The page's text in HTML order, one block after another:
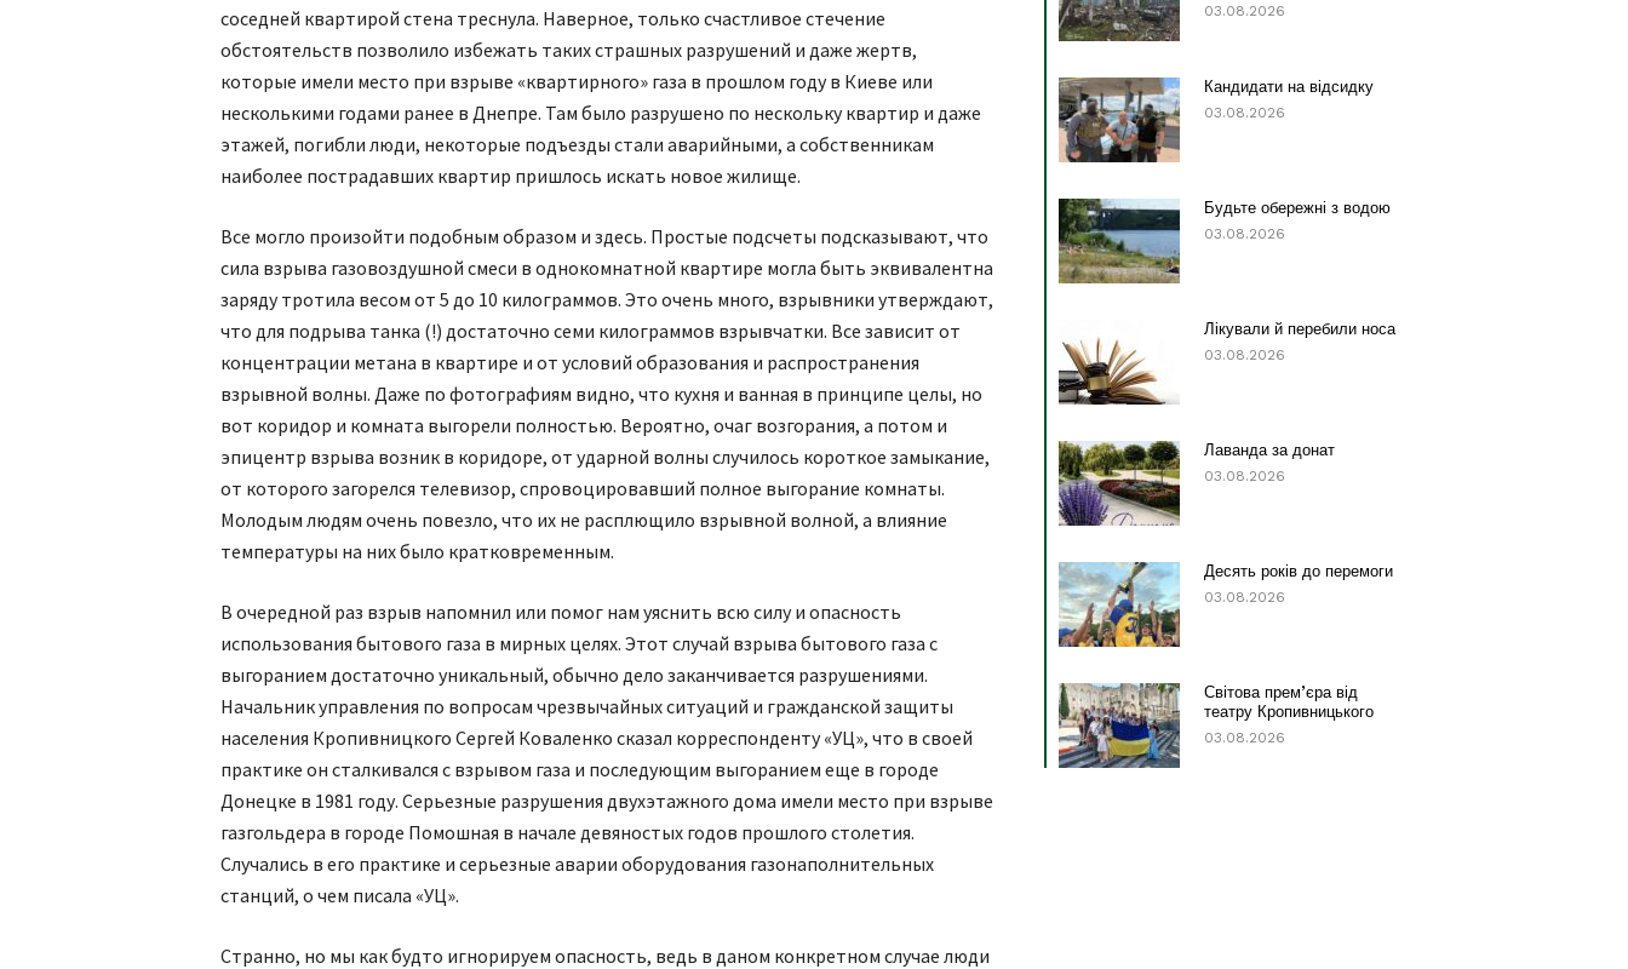
соседней квартирой стена треснула. Наверное, только счастливое стечение
обстоятельств позволило избежать таких страшных разрушений и даже жертв,
которые имели место при взрыве «квартирного» газа в прошлом году в Киеве или
несколькими годами ранее в Днепре. Там было разрушено по нескольку квартир и даже
этажей, погибли люди, некоторые подъезды стали аварийными, а собственникам
наиболее пострадавших квартир пришлось искать новое жилище.
Все могло произойти подобным образом и здесь. Простые подсчеты подсказывают, что
сила взрыва газовоздушной смеси в однокомнатной квартире могла быть эквивалентна
заряду тротила весом от 5 до 10 килограммов. Это очень много, взрывники утверждают,
что для подрыва танка (!) достаточно семи килограммов взрывчатки. Все зависит от
концентрации метана в квартире и от условий образования и распространения
взрывной волны. Даже по фотографиям видно, что кухня и ванная в принципе целы, но
вот коридор и комната выгорели полностью. Вероятно, очаг возгорания, а потом и
эпицентр взрыва возник в коридоре, от ударной волны случилось короткое замыкание,
от которого загорелся телевизор, спровоцировавший полное выгорание комнаты.
Молодым людям очень повезло, что их не расплющило взрывной волной, а влияние
температуры на них было кратковременным.
В очередной раз взрыв напомнил или помог нам уяснить всю силу и опасность
использования бытового газа в мирных целях. Этот случай взрыва бытового газа с
выгоранием достаточно уникальный, обычно дело заканчивается разрушениями.
Начальник управления по вопросам чрезвычайных ситуаций и гражданской защиты
населения Кропивницкого Сергей Коваленко сказал корреспонденту «УЦ», что в своей
практике он сталкивался с взрывом газа и последующим выгоранием еще в городе
Донецке в 1981 году. Серьезные разрушения двухэтажного дома имели место при взрыве
газгольдера в городе Помошная в начале девяностых годов прошлого столетия.
Случались в его практике и серьезные аварии оборудования газонаполнительных
станций, о чем писала «УЦ».
Странно, но мы как будто игнорируем опасность, ведь в даном конкретном случае люди
03.08.2026
Кандидати на відсидку
03.08.2026
Будьте обережні з водою
03.08.2026
Лікували й перебили носа
03.08.2026
Лаванда за донат
03.08.2026
Десять років до перемоги
03.08.2026
Світова прем’єра від
театру Кропивницького
03.08.2026